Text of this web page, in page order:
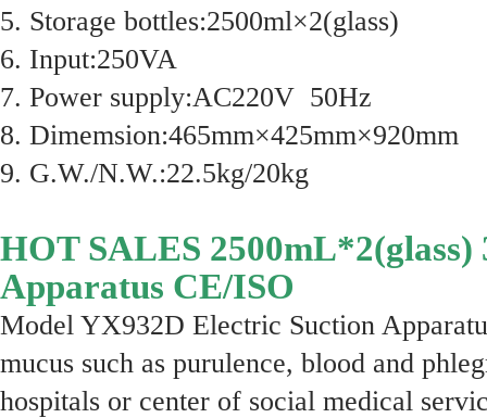
5. Storage bottles:2500ml×2(glass)
6. Input:250VA
7. Power supply:AC220V 50Hz
8. Dimemsion:465mm×425mm×920mm
9. G.W./N.W.:22.5kg/20kg
HOT SALES
Apparatus CE/ISO
Model YX932D Electric Suction
mucus such as purulence, blood and
hospitals or center of social medical